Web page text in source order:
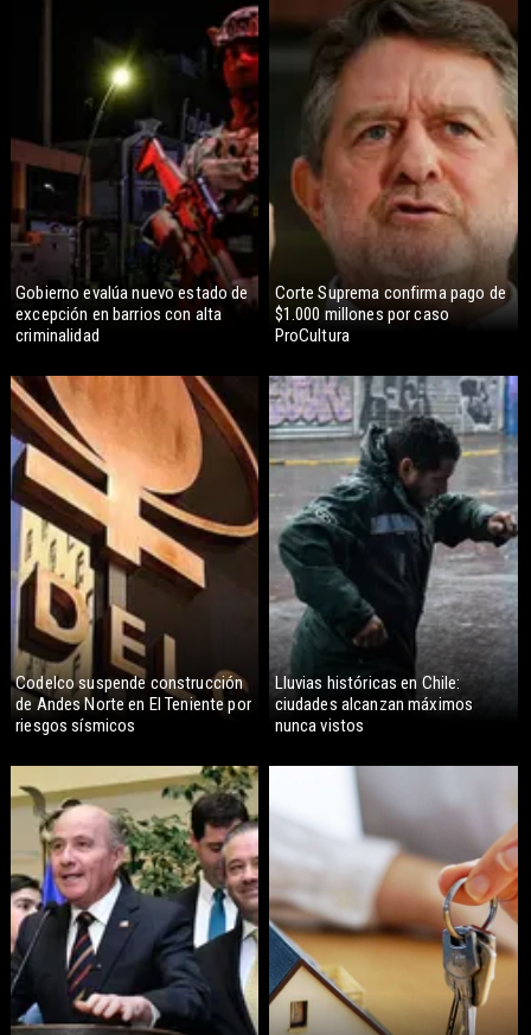
Gobierno evalúa nuevo estado de
excepción en barrios con alta
criminalidad
Corte Suprema confirma pago de
$1.000 millones por caso
ProCultura
Codelco suspende construcción
de Andes Norte en El Teniente por
riesgos sísmicos
Lluvias históricas en Chile:
ciudades alcanzan máximos
nunca vistos